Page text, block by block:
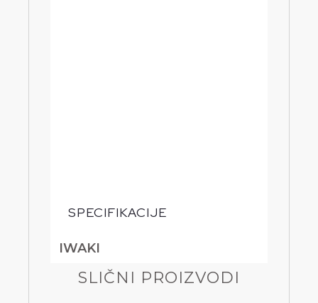
SPECIFIKACIJE
IWAKI
SLIČNI PROIZVODI